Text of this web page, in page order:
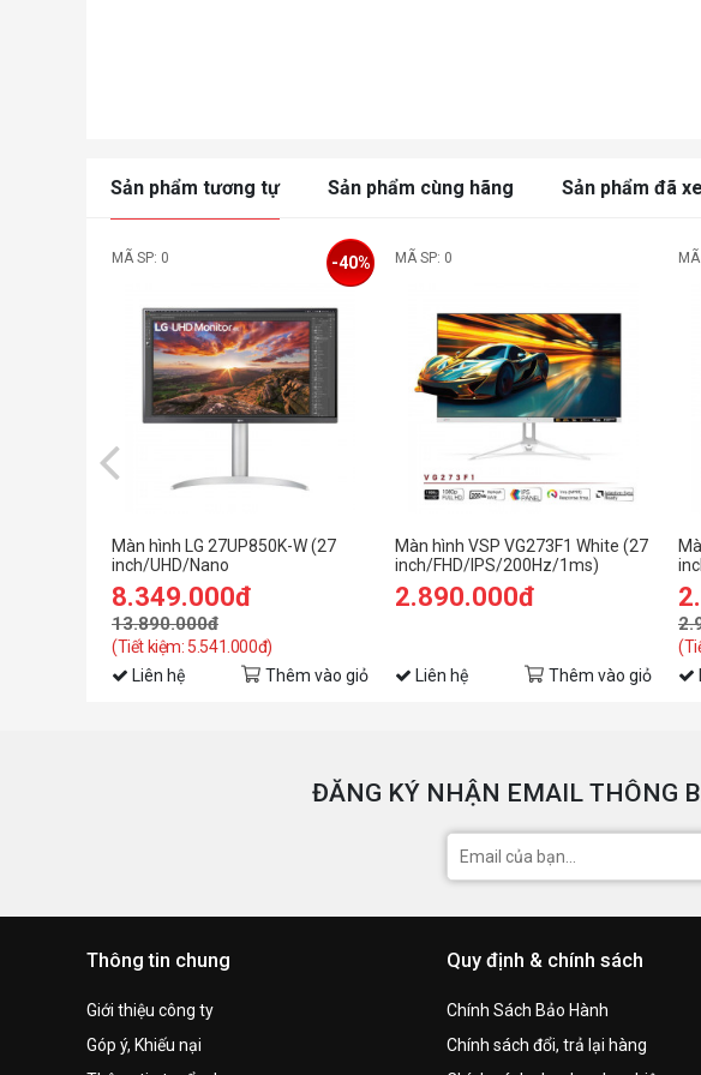
Sản phẩm tương tự Sản phẩm cùng hãng Sản phẩm đã
MÃ SP: 0
Màn hình LG 27UP850K-W (27
inch/UHD/Nano
IPS/60Hz/5ms/loa)
8.349.000đ
13.890.000đ
(Tiết kiệm: 5.541.000đ)
-40%
Liên hệ Thêm vào giỏ
MÃ SP: 0
Màn hình VSP VG273F1 White (27
inch/FHD/IPS/200Hz/1ms)
2.890.000đ
Liên hệ Thêm vào giỏ
ĐĂNG KÝ NHẬN EMAIL THÔNG
Thông tin chung
Giới thiệu công ty
Góp ý, Khiếu nại
Quy định & chính sách
Chính Sách Bảo Hành
Chính sách đổi, trả lại hàng